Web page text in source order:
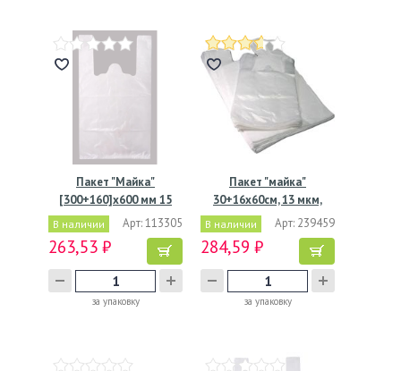
Пакет "Майка"
[300+160]х600 мм 15
мкм, бел.,…
В наличии Арт: 113305
263,53 ₽
за упаковку
Пакет "майка"
30+16х60см, 13 мкм,
белая, ПНД
В наличии Арт: 239459
284,59 ₽
за упаковку